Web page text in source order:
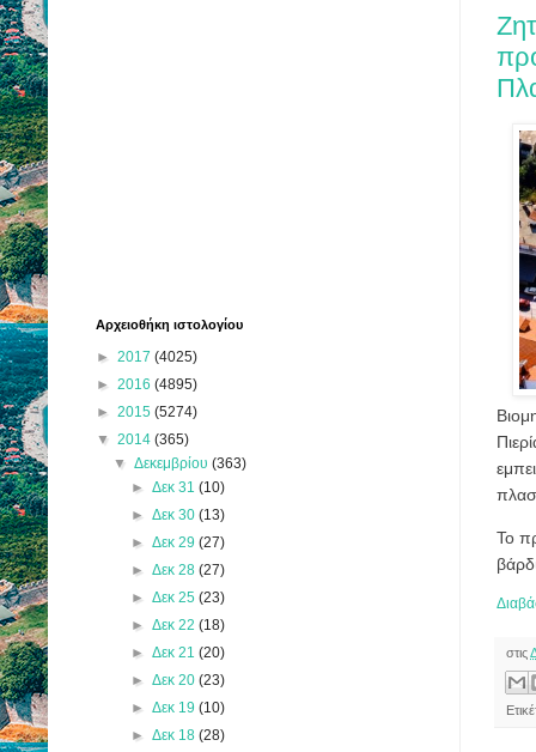
Το
στις
Αρχειοθήκη ιστολογίου
► 2017 (4025)
► 2016 (4895)
► 2015 (5274)
▼ 2014 (365)
▼Δεκεμβρίου(363)
► Δεκ 31 (10)
► Δεκ 30 (13)
► Δεκ 29 (27)
► Δεκ 28 (27)
► Δεκ 25 (23)
► Δεκ 22 (18)
► Δεκ 21 (20)
► Δεκ 20 (23)
► Δεκ 19 (10)
► Δεκ 18 (28)